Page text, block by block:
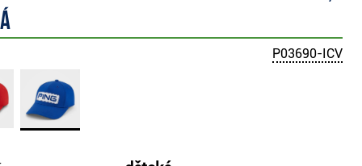
P03690-ICV